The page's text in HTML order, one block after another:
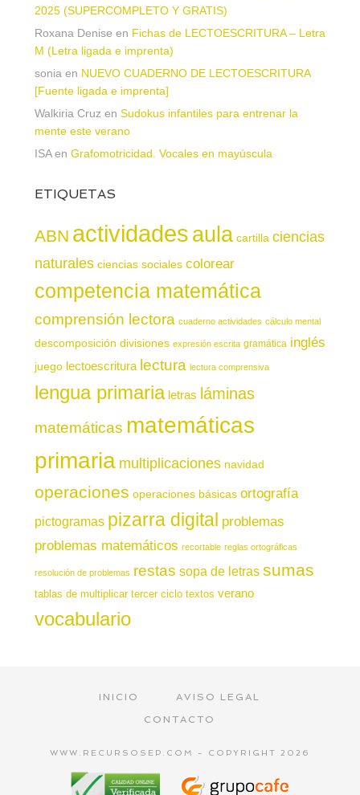
2025 (SUPERCOMPLETO Y GRATIS)
Roxana Denise en Fichas de LECTOESCRITURA – Letra
M (Letra ligada e imprenta)
sonia en NUEVO CUADERNO DE LECTOESCRITURA
[Fuente ligada e imprenta]
Walkiria Cruz en Sudokus infantiles para entrenar la
mente este verano
ISAen Grafomotricidad. Vocales en mayúscula
ETIQUETAS
ABN actividadesaula cartilla ciencias
naturales ciencias sociales colorear
competencia matemática
comprensión lectora cuaderno actividades cálculo mental
descomposición divisiones expresión escrita gramática inglés
juego lectoescritura lectura lectura comprensiva
lengua primaria letras láminas
matemáticas matemáticas
primaria multiplicaciones navidad
operaciones operaciones básicas ortografía
pictogramas pizarra digital problemas
problemas matemáticos recortable reglas ortográficas
resolución de problemas restas sopa de letras sumas
tablas de multiplicar tercer ciclo textos verano
vocabulario
INICIO
AVISO LEGAL
CONTACTO
WWW.RECURSOSEP.COM - COPYRIGHT 2026